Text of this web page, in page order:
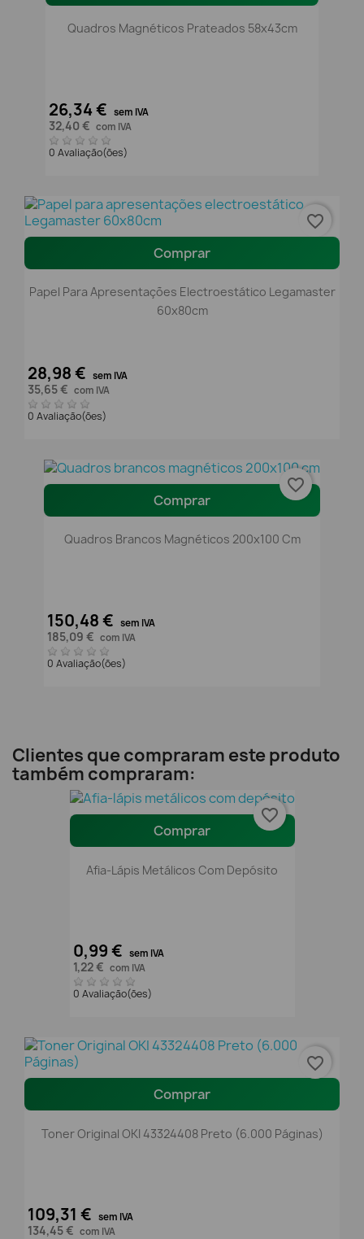
Quadros Magnéticos Prateados 58x43cm
26,34 € sem IVA
32,40 € com IVA
0 Avaliação(ões)
Comprar
Papel Para Apresentações Electroestático Legamaster
60x80cm
28,98 € sem IVA
35,65 € com IVA
0 Avaliação(ões)
favorite_border
Comprar
Quadros Brancos Magnéticos 200x100 Cm
150,48 € sem IVA
185,09 € com IVA
0 Avaliação(ões)
favorite_border
Clientes que compraram este produto
também compraram:
Comprar
Afia-Lápis Metálicos Com Depósito
0,99 € sem IVA
1,22 € com IVA
0 Avaliação(ões)
favorite_border
Comprar
Toner Original OKI 43324408 Preto (6.000 Páginas)
109,31 € sem IVA
134,45 € com IVA
favorite_border